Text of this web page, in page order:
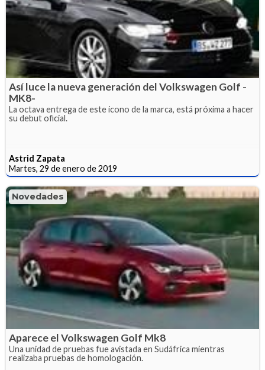
Así luce la nueva generación del Volkswagen Golf -
MK8-
La octava entrega de este icono de la marca, está próxima a hacer
su debut oficial.
Astrid Zapata
Martes, 29 de enero de 2019
Novedades
Aparece el Volkswagen Golf Mk8
Una unidad de pruebas fue avistada en Sudáfrica mientras
realizaba pruebas de homologación.